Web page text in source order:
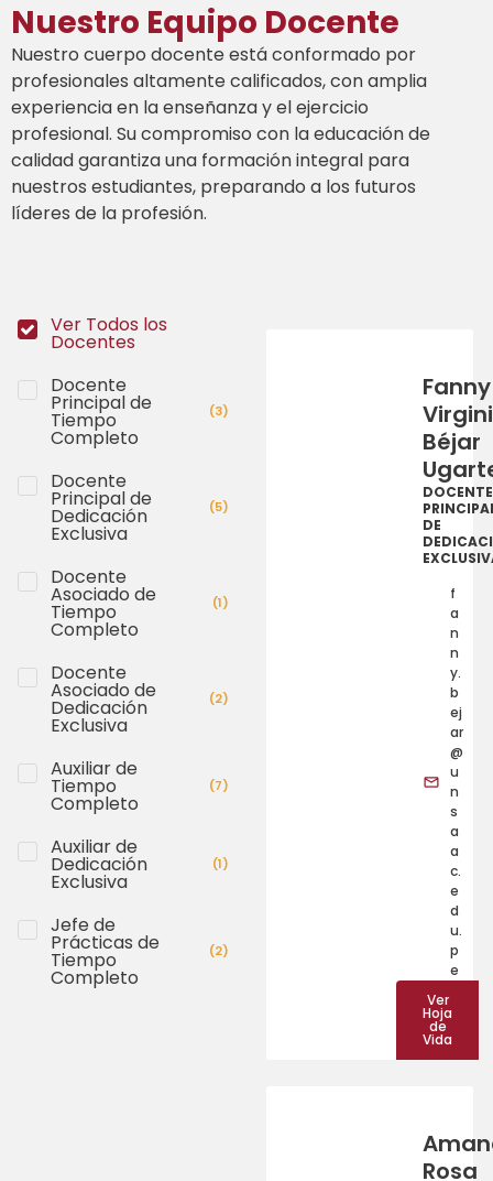
Nuestro Equipo Docente
Nuestro cuerpo docente está conformado por
profesionales altamente calificados, con amplia
experiencia en la enseñanza y el ejercicio
profesional. Su compromiso con la educación de
calidad garantiza una formación integral para
nuestros estudiantes, preparando a los futuros
líderes de la profesión.
Ver Todos los
Docentes
Docente
Principal de
Tiempo
Completo
(3)
Docente
Principal de
Dedicación
Exclusiva
(5)
Docente
Asociado de
Tiempo
Completo
(1)
Docente
Asociado de
Dedicación
Exclusiva
(2)
Auxiliar de
Tiempo
Completo
(7)
Auxiliar de
Dedicación
Exclusiva
(1)
Jefe de
Prácticas de
Tiempo
Completo
(2)
Fanny
Béjar
DOCENTE
DE
f
a
n
n
y.
b
ej
ar
@
u
n
s
a
a
c.
e
d
u.
p
e
Ver
Hoja
de
Vida
Rosa